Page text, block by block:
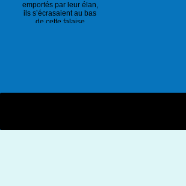
emportés par leur élan,
ils s’écrasaient au bas
de cette falaise